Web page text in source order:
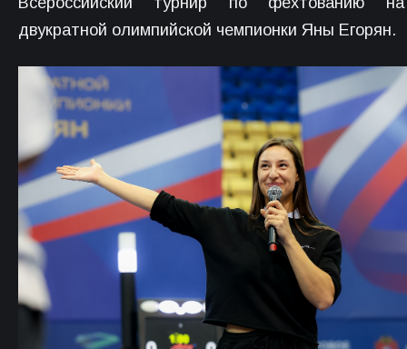
двукратной олимпийской чемпионки Яны Егорян.